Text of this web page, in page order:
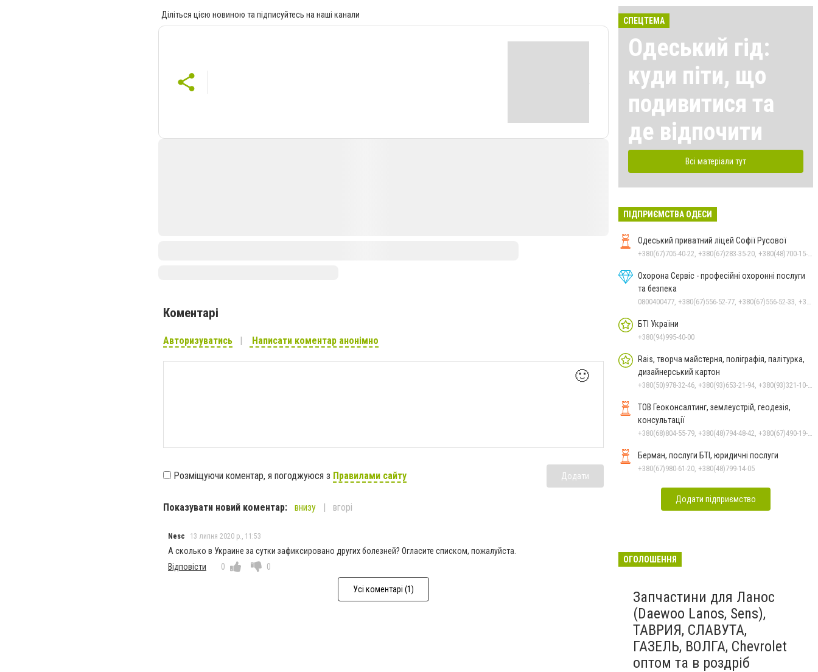
Діліться цією новиною та підписуйтесь на наші канали
Коментарі
Авторизуватись Написати коментар анонімно
🙂
Розміщуючи коментар, я погоджуюся з Правилами сайту Додати
Показувати новий коментар: внизу вгорі
Nesc 13 липня 2020 р., 11:53
А сколько в Украине за сутки зафиксировано других болезней? Огласите списком, пожалуйста.
Відповісти
0 0
Усі коментарі (1)
СПЕЦТЕМА
Одеський гід:
куди піти, що
подивитися та
де відпочити
Всі матеріали тут
ПІДПРИЄМСТВА ОДЕСИ
Одеський приватний ліцей Софії Русової
Охорона Сервіс - професійні охоронні послуги
та безпека
БТІ України
+380(94)995-40-00
Rais, творча майстерня, поліграфія, палітурка,
дизайнерський картон
ТОВ Геоконсалтинг, землеустрій, геодезія,
консультації
Берман, послуги БТІ, юридичні послуги
+380(67)980-61-20, +380(48)799-14-05
Додати підприємство
ОГОЛОШЕННЯ
Запчастини для Ланос
(Daewoo Lanos, Sens),
ТАВРИЯ, СЛАВУТА,
ГАЗЕЛЬ, ВОЛГА, Chevrolet
оптом та в роздріб